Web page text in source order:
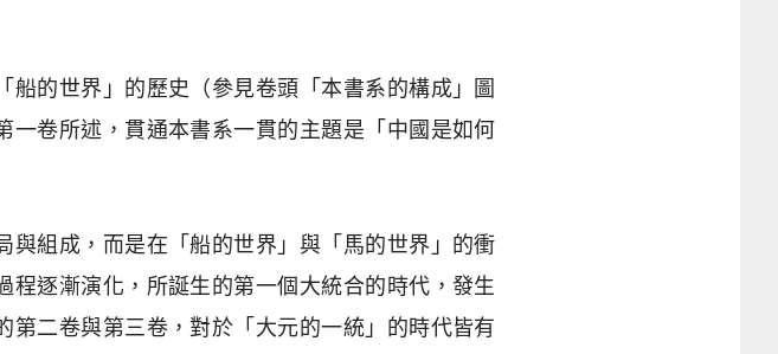
的世界」的歷史（參見卷頭「本書系的構成」圖
卷所述，貫通本書系一貫的主題是「中國是如何
組成，而是在「船的世界」與「馬的世界」的衝
逐漸演化，所誕生的第一個大統合的時代，發生
二卷與第三卷，對於「大元的一統」的時代皆有